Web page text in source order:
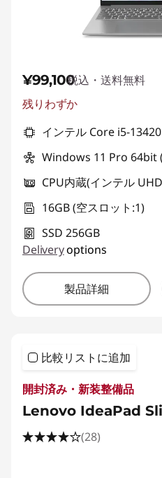
¥99,100税込・送料無料
残りわずか
インテル Core i5-
Windows 11 Pro 64bit
CPU内蔵(インテル
16GB (空スロット:1)
SSD 256GB
Deliveryoptions
製品詳細
比較リストに追加
開封済み・新装整備品
Lenovo IdeaPad
(28)